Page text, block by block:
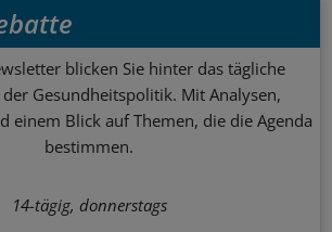
blicken Sie hinter das tägliche
der Gesundheitspolitik. Mit Analysen,
einem Blick auf Themen, die die Agenda
bestimmen.
14-tägig, donnerstags